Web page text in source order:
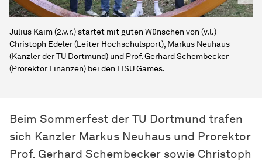
Julius Kaim (2.v.r.) startet mit guten Wünschen von (v.l.)
Christoph Edeler (Leiter Hochschulsport), Markus Neuhaus
(Kanzler der TU Dortmund) und Prof. Gerhard Schembecker
(Prorektor Finanzen) bei den FISU Games.
Beim Sommerfest der TU Dortmund trafen
sich Kanzler Markus Neuhaus und Prorektor
Prof. Gerhard Schembecker sowie Christoph